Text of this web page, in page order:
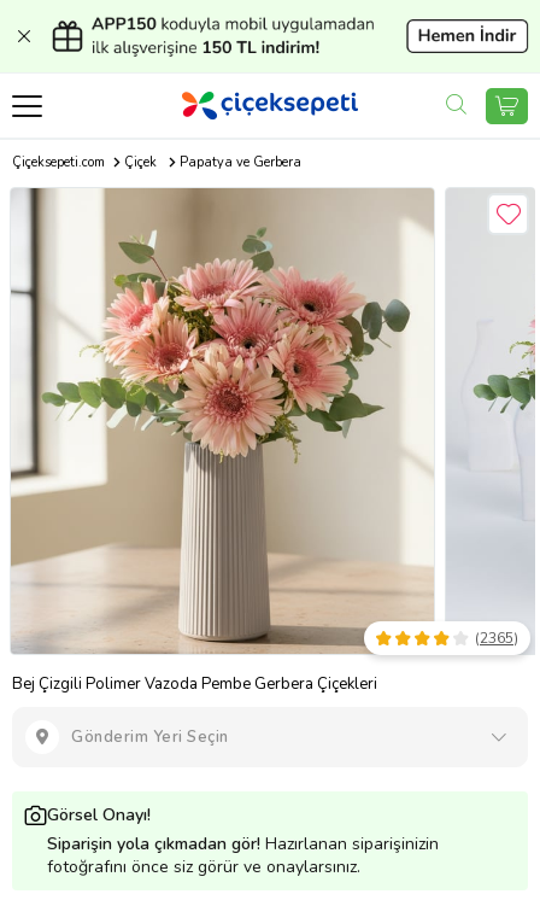
Çiçeksepeti.com Çiçek Papatya ve Gerbera
Bej Çizgili Polimer Vazoda Pembe Gerbera Çiçekleri
(2365)
Gönderim Yeri Seçin
Görsel Onayı!
Siparişin yola çıkmadan gör! Hazırlanan siparişinizin
fotoğrafını önce siz görür ve onaylarsınız.